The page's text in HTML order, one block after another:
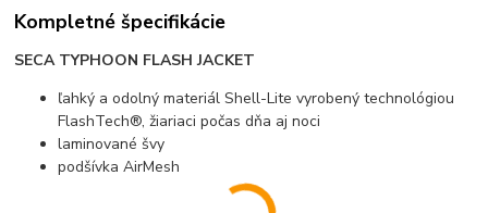
Kompletné špecifikácie
SECA TYPHOON FLASH JACKET
ľahký a odolný materiál Shell-Lite vyrobený technológiou
FlashTech®, žiariaci počas dňa aj noci
laminované švy
podšívka AirMesh